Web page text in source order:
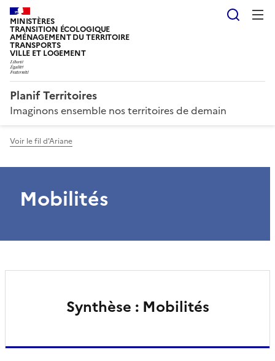
MINISTÈRES
TRANSITION ÉCOLOGIQUE
AMÉNAGEMENT DU TERRITOIRE
TRANSPORTS
VILLE ET LOGEMENT
Planif Territoires
Imaginons ensemble nos territoires de demain
Voir le fil d'Ariane
Mobilités
Synthèse : Mobilités